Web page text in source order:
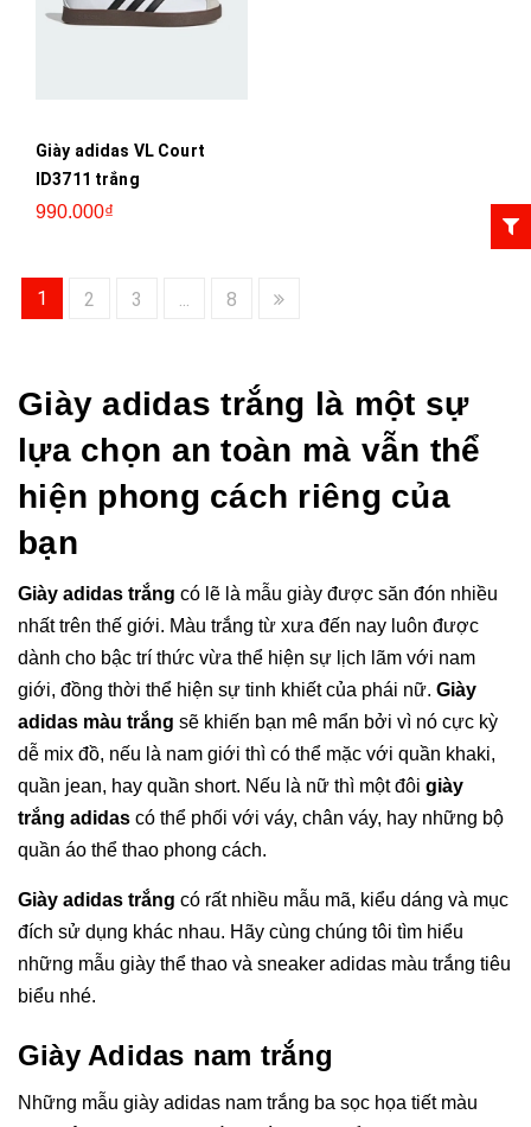
Giày adidas VL Court
ID3711 trắng
990.000₫
1 2 3 ... 8
Giày adidas trắng là một sự
lựa chọn an toàn mà vẫn thể
hiện phong cách riêng của
bạn
Giày adidas trắng có lẽ là mẫu giày được săn đón nhiều
nhất trên thế giới. Màu trắng từ xưa đến nay luôn được
dành cho bậc trí thức vừa thể hiện sự lịch lãm với nam
giới, đồng thời thể hiện sự tinh khiết của phái nữ. Giày
adidas màu trắng sẽ khiến bạn mê mẩn bởi vì nó cực kỳ
dễ mix đồ, nếu là nam giới thì có thể mặc với quần khaki,
quần jean, hay quần short. Nếu là nữ thì một đôi giày
trắng adidas có thể phối với váy, chân váy, hay những bộ
quần áo thể thao phong cách.
Giày adidas trắng có rất nhiều mẫu mã, kiểu dáng và mục
đích sử dụng khác nhau. Hãy cùng chúng tôi tìm hiểu
những mẫu giày thể thao và sneaker adidas màu trắng tiêu
biểu nhé.
Giày Adidas nam trắng
Những mẫu giày adidas nam trắng ba sọc họa tiết màu